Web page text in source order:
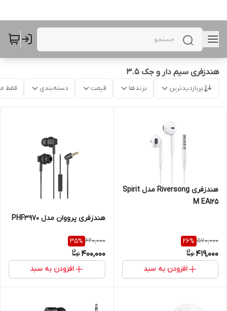
هندزفری سیم دار و جک 3.5
پربازدیدترین برندها قیمت دسته‌بندی فقط
هندزفری Riversong مدل Spirit
M EA125
570,000
26%
419,000
افزودن به سبد
هندزفری پرووان مدل PHF3970
620,000
35%
400,000
افزودن به سبد